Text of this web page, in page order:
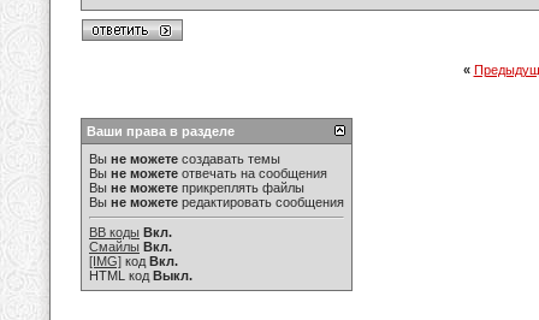
«
Ваши права в разделе
Вы не можете создавать темы
Вы не можете отвечать на сообщения
Вы не можете прикреплять файлы
Вы не можете редактировать сообщения
BB коды Вкл.
Смайлы Вкл.
[IMG] код Вкл.
HTML код Выкл.